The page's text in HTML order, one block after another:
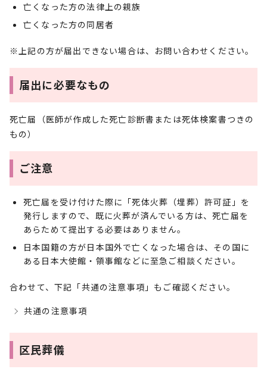
亡くなった方の法律上の親族
亡くなった方の同居者
※上記の方が届出できない場合は、お問い合わせください。
届出に必要なもの
死亡届（医師が作成した死亡診断書または死体検案書つきの
もの）
ご注意
死亡届を受け付けた際に「死体火葬（埋葬）許可証」を
発行しますので、既に火葬が済んでいる方は、死亡届を
あらためて提出する必要はありません。
日本国籍の方が日本国外で亡くなった場合は、その国に
ある日本大使館・領事館などに至急ご相談ください。
合わせて、下記「共通の注意事項」もご確認ください。
共通の注意事項
区民葬儀